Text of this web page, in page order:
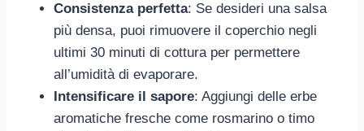
Consistenza perfetta: Se desideri una salsa
più densa, puoi rimuovere il coperchio negli
ultimi 30 minuti di cottura per permettere
all’umidità di evaporare.
Intensificare il sapore: Aggiungi delle erbe
aromatiche fresche come rosmarino o timo